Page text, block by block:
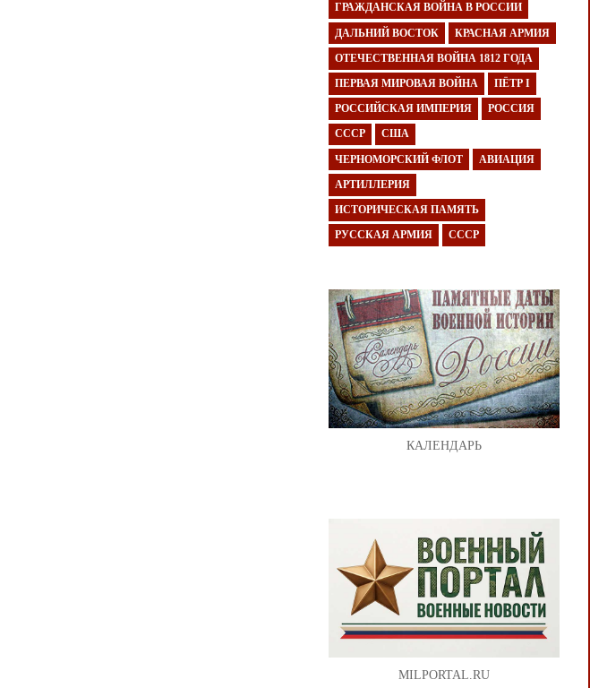
ГРАЖДАНСКАЯ ВОЙНА В РОССИИ
ДАЛЬНИЙ ВОСТОК КРАСНАЯ АРМИЯ
ОТЕЧЕСТВЕННАЯ ВОЙНА 1812 ГОДА
ПЕРВАЯ МИРОВАЯ ВОЙНА ПЁТР I
РОССИЙСКАЯ ИМПЕРИЯ РОССИЯ
СССР США
ЧЕРНОМОРСКИЙ ФЛОТ АВИАЦИЯ
АРТИЛЛЕРИЯ
ИСТОРИЧЕСКАЯ ПАМЯТЬ
РУССКАЯ АРМИЯ СССР
КАЛЕНДАРЬ
MILPORTAL.RU